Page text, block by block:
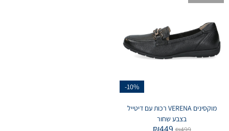
-10%
מוקסינים VERENA רכות עם דיטייל
בצבע שחור